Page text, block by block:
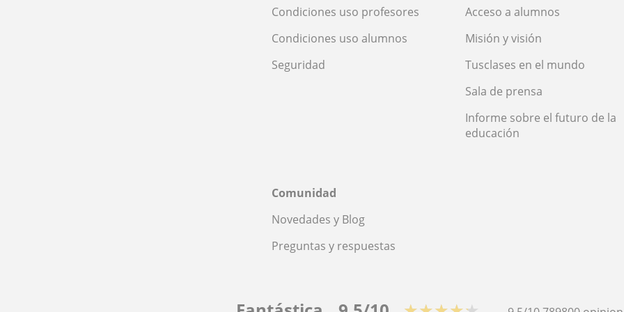
Condiciones uso profesores
Condiciones uso alumnos
Seguridad
Acceso a alumnos
Misión y visión
Tusclases en el mundo
Sala de prensa
Informe sobre el futuro de la
educación
Comunidad
Novedades y Blog
Preguntas y respuestas